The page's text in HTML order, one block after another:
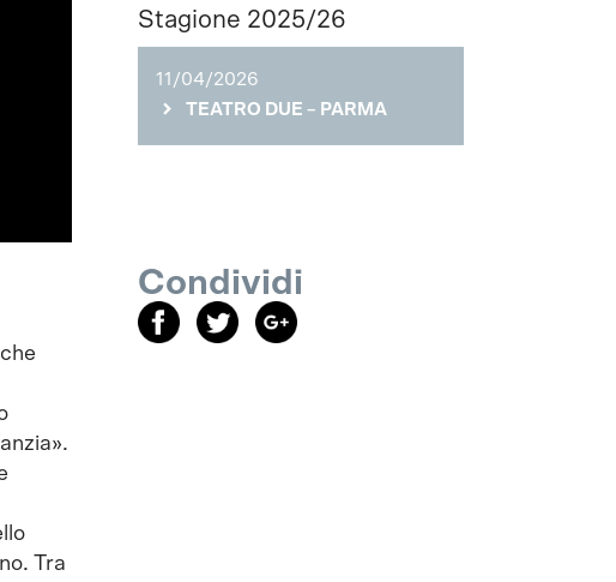
Tra
Stagione 2025/26
11/04/2026
TEATRO DUE – PARMA
Condividi